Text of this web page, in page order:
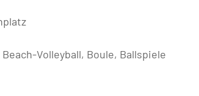
Volleyball, Boule, Ballspiele